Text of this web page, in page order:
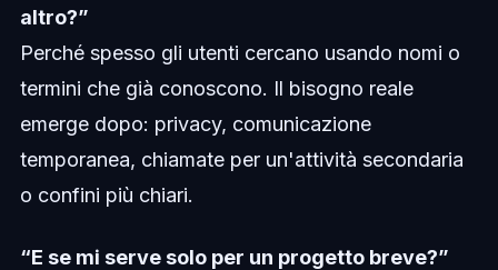
altro?”
Perché spesso gli utenti cercano usando nomi o
termini che già conoscono. Il bisogno reale
emerge dopo: privacy, comunicazione
temporanea, chiamate per un'attività secondaria
o confini più chiari.
“E se mi serve solo per un progetto breve?”